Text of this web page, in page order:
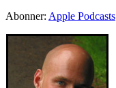
Abonner: Apple Podcasts